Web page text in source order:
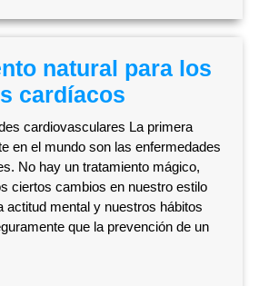
natural para los
cardíacos
cardiovasculares La primera
en el mundo son las enfermedades
No hay un tratamiento mágico,
ciertos cambios en nuestro estilo
actitud mental y nuestros hábitos
que la prevención de un